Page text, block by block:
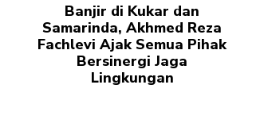
Banjir di Kukar dan
Samarinda, Akhmed Reza
Fachlevi Ajak Semua Pihak
Bersinergi Jaga
Lingkungan